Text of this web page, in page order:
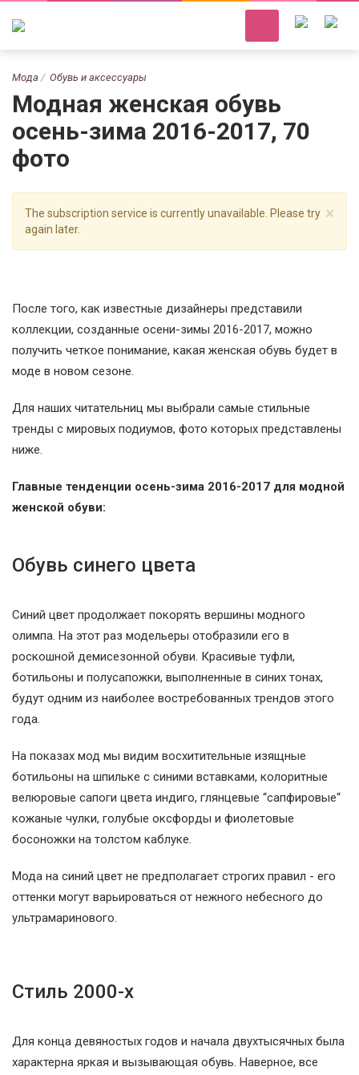
Мода Обувь и аксессуары
Модная женская обувь
осень-зима 2016-2017, 70
фото
×
The subscription service is currently unavailable. Please try
again later.
После того, как известные дизайнеры представили
коллекции, созданные осени-зимы 2016-2017, можно
получить четкое понимание, какая женская обувь будет в
моде в новом сезоне.
Для наших читательниц мы выбрали самые стильные
тренды с мировых подиумов, фото которых представлены
ниже.
Главные тенденции осень-зима 2016-2017 для модной
женской обуви:
Обувь синего цвета
Синий цвет продолжает покорять вершины модного
олимпа. На этот раз модельеры отобразили его в
роскошной демисезонной обуви. Красивые туфли,
ботильоны и полусапожки, выполненные в синих тонах,
будут одним из наиболее востребованных трендов этого
года.
На показах мод мы видим восхитительные изящные
ботильоны на шпильке с синими вставками, колоритные
велюровые сапоги цвета индиго, глянцевые “сапфировые“
кожаные чулки, голубые оксфорды и фиолетовые
босоножки на толстом каблуке.
Мода на синий цвет не предполагает строгих правил - его
оттенки могут варьироваться от нежного небесного до
ультрамаринового.
Стиль 2000-х
Для конца девяностых годов и начала двухтысячных была
характерна яркая и вызывающая обувь. Наверное, все